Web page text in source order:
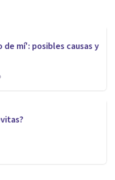
de mí': posibles causas y
posibles